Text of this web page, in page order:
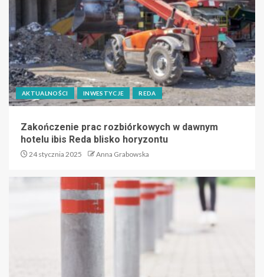
AKTUALNOŚCI INWESTYCJE REDA
Zakończenie prac rozbiórkowych w dawnym
hotelu ibis Reda blisko horyzontu
24 stycznia 2025 Anna Grabowska